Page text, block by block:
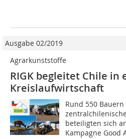
Ausgabe 02/2019
Agrarkunststoffe
RIGK begleitet Chile in
Kreislaufwirtschaft
Rund 550
beteiligten sich
Kampagne Good